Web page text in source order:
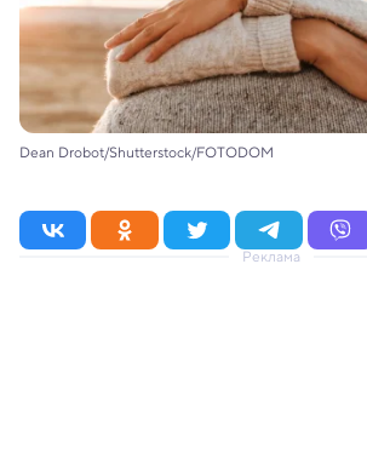
Dean Drobot/Shutterstock/FOTODOM
Реклама